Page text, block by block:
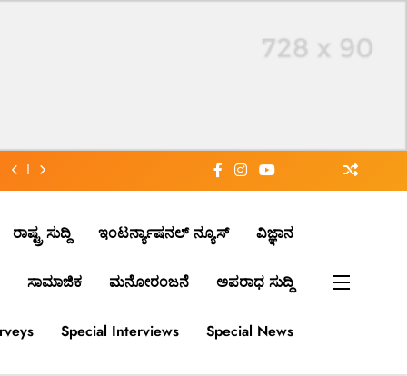
ರಾಷ್ಟ್ರ ಸುದ್ದಿ ಇಂಟರ್ನ್ಯಾಷನಲ್ ನ್ಯೂಸ್ ವಿಜ್ಞಾನ
ಸಾಮಾಜಿಕ ಮನೋರಂಜನೆ ಅಪರಾಧ ಸುದ್ದಿ
Special Interviews Special News